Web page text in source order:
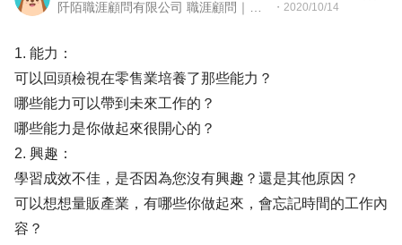
・ 2020/10/14
1. 能力：
可以回頭檢視在零售業培養了那些能力？
哪些能力可以帶到未來工作的？
哪些能力是你做起來很開心的？
2. 興趣：
學習成效不佳，是否因為您沒有興趣？還是其他原因？
可以想想量販產業，有哪些你做起來，會忘記時間的工作內
容？